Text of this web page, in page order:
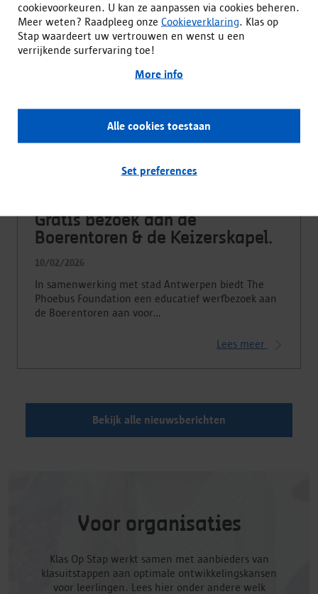
cookievoorkeuren. U kan ze aanpassen via cookies beheren.
Meer weten? Raadpleeg onze Cookieverklaring. Klas op
Stap waardeert uw vertrouwen en wenst u een
verrijkende surfervaring toe!
More info
Alle cookies toestaan
Set preferences
Withdraw consent
Gratis bezoek aan de
Boerentoren & de Keizerskapel.
10/02/2026
In samenwerking met stad Antwerpen biedt The
Phoebus Foundation een educatief werfbezoek aan
de Boerentoren aan voor…
Lees meer
Bekijk alle nieuwsberichten
Voor organisaties
Klas Op Stap werkt samen met aanbieders van
klasuitstappen aan optimale ontwikkelingskansen
voor leerlingen. Lees hier onder andere welk